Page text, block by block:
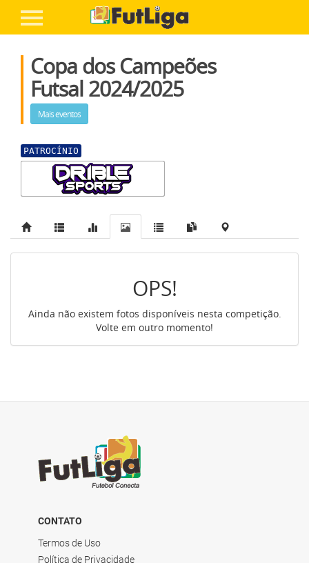
Entre ou cadastre-se
FairPlay FutLiga
A Liga
Competições
+ Futebol
Inscreva Seu Time
-
Copa dos Campeões
Futsal 2024/2025
Mais eventos
PATROCÍNIO
OPS!
Ainda não existem fotos disponíveis nesta competição.
Volte em outro momento!
CONTATO
Termos de Uso
Política de Privacidade